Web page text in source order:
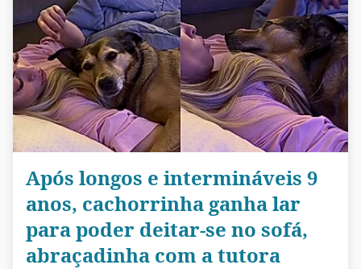
Após longos e intermináveis 9
anos, cachorrinha ganha lar
para poder deitar-se no sofá,
abraçadinha com a tutora